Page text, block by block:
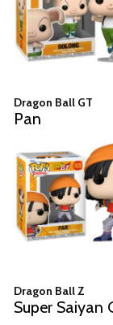
Dragon Ball GT
Pan
Dragon Ball Z
Super Saiyan